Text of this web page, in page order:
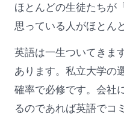
ほとんどの生徒たちが
思っている人がほとん
英語は一生ついてきま
あります。私立大学の
確率で必修です。会社
るのであれば英語でコ